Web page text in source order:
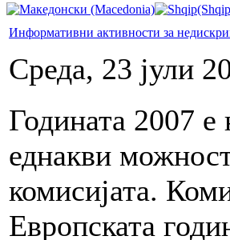
Информативни активности за
Среда, 23 јули
Годината 2007 е
еднакви
комисијата.
Европската